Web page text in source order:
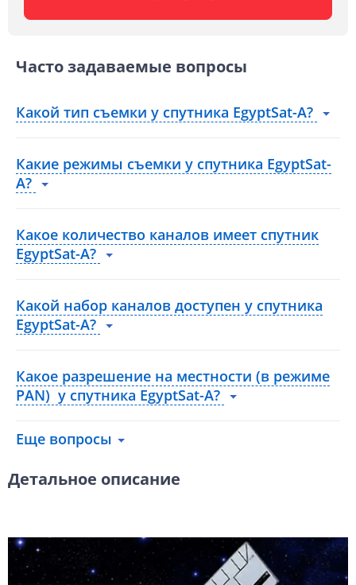
Часто задаваемые вопросы
Какой тип съемки у спутника EgyptSat-A?
Какие режимы съемки у спутника EgyptSat-
A?
Какое количество каналов имеет спутник
EgyptSat-A?
Какой набор каналов доступен у спутника
EgyptSat-A?
Какое разрешение на местности (в режиме
PAN) у спутника EgyptSat-A?
Еще вопросы
Детальное описание